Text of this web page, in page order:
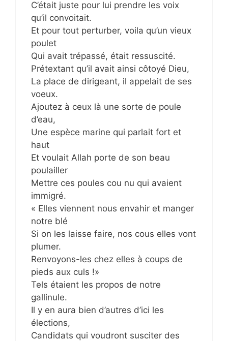
C’était juste pour lui prendre les voix
qu’il convoitait.
Et pour tout perturber, voila qu’un vieux
poulet
Qui avait trépassé, était ressuscité.
Prétextant qu’il avait ainsi côtoyé Dieu,
La place de dirigeant, il appelait de ses
voeux.
Ajoutez à ceux là une sorte de poule
d’eau,
Une espèce marine qui parlait fort et
haut
Et voulait Allah porte de son beau
poulailler
Mettre ces poules cou nu qui avaient
immigré.
« Elles viennent nous envahir et manger
notre blé
Si on les laisse faire, nos cous elles vont
plumer.
Renvoyons-les chez elles à coups de
pieds aux culs !»
Tels étaient les propos de notre
gallinule.
Il y en aura bien d’autres d’ici les
élections,
Candidats qui voudront susciter des